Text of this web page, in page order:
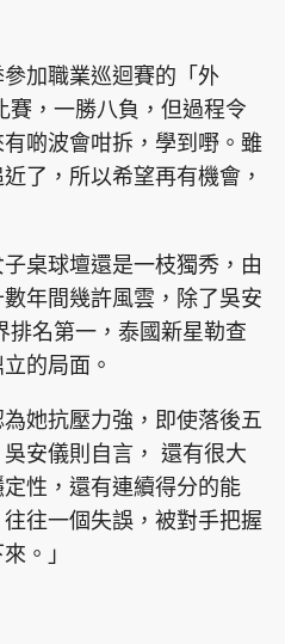
加職業巡迴賽的「外
賽，一勝八負，但過程令
啲波會咁拆，學到嘢。雖
了，所以希望再有機會，
桌球壇還是一枝獨秀，由
年間幾許風雲，除了吳安
排名第一，泰國新星勒查
的局面。
她抗壓力強，即使落後五
安儀則自言， 還有很大
性，還有連續得分的能
往一個失誤，被對手把握
。」